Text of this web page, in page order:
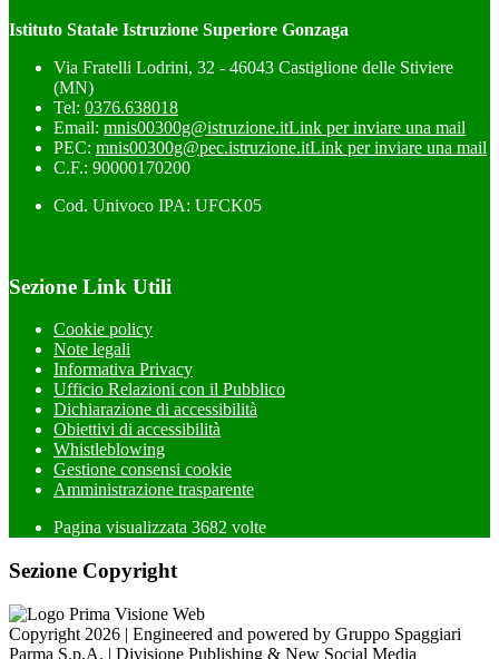
Istituto Statale Istruzione Superiore Gonzaga
Via Fratelli Lodrini, 32 - 46043 Castiglione delle Stiviere
(MN)
Tel: 0376.638018
Email: mnis00300g@istruzione.itLink per inviare una mail
PEC: mnis00300g@pec.istruzione.itLink per inviare una mail
C.F.: 90000170200
Cod. Univoco IPA: UFCK05
Sezione Link Utili
Cookie policy
Note legali
Informativa Privacy
Ufficio Relazioni con il Pubblico
Dichiarazione di accessibilità
Obiettivi di accessibilità
Whistleblowing
Gestione consensi cookie
Amministrazione trasparente
Pagina visualizzata 3682 volte
Sezione Copyright
Copyright 2026 | Engineered and powered by Gruppo Spaggiari
Parma S.p.A. | Divisione Publishing & New Social Media